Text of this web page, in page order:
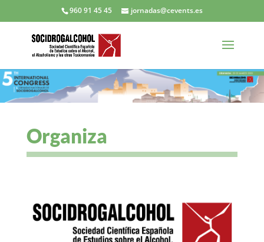
960 91 45 45 jornadas@cevents.es
Organiza